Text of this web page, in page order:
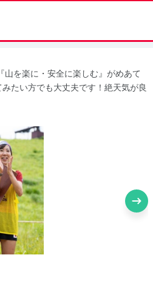
を楽に・安全に楽しむ』がめあて
たい方でも大丈夫です！絶天気が良